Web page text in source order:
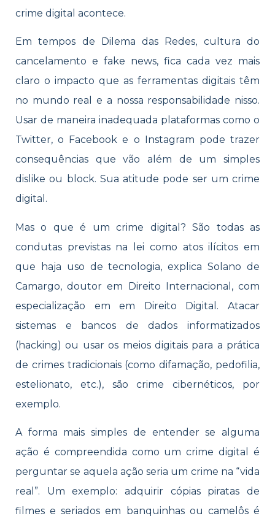
crime digital acontece.
Em tempos de Dilema das Redes, cultura do
cancelamento e fake news, fica cada vez mais
claro o impacto que as ferramentas digitais têm
no mundo real e a nossa responsabilidade nisso.
Usar de maneira inadequada plataformas como o
Twitter, o Facebook e o Instagram pode trazer
consequências que vão além de um simples
dislike ou block. Sua atitude pode ser um crime
digital.
Mas o que é um crime digital? São todas as
condutas previstas na lei como atos ilícitos em
que haja uso de tecnologia, explica Solano de
Camargo, doutor em Direito Internacional, com
especialização em em Direito Digital. Atacar
sistemas e bancos de dados informatizados
(hacking) ou usar os meios digitais para a prática
de crimes tradicionais (como difamação, pedofilia,
estelionato, etc.), são crime cibernéticos, por
exemplo.
A forma mais simples de entender se alguma
ação é compreendida como um crime digital é
perguntar se aquela ação seria um crime na “vida
real”. Um exemplo: adquirir cópias piratas de
filmes e seriados em banquinhas ou camelôs é